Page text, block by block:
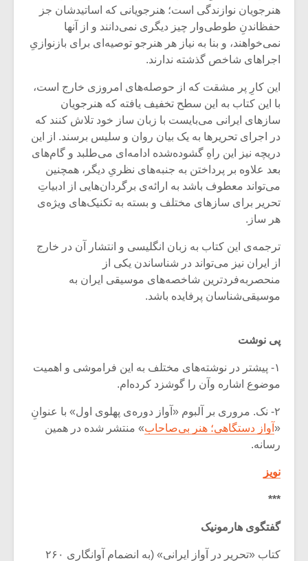
هنرجویان نوازندگی است؛ هنرجویانی که اساتیدشان جز
حفظاندنِ طوطی‌وار چیز دیگری نمی‌دانند و از آنها
نمی‌خواهند، و بنا به نیاز هر هنرجو توصیه‌ای برای بازنوازیِ
اجراهای شاخص گذشته ندارند.
این کارِ پر مشقت که از حوصله‌های امروزی خارج است،
با این کتاب به این سطح تخفیف یافته که هنرجویان
سازهای ایرانی می‌بایست با زبان ساز خود تلاش کنند که
در اجرای تحریرها به یک بیان روان و سلیس برسند. از این
دریچه نیز این راهِ گشوده‌شده ادامه‌ای می‌طلبد و گام‌های
بعد علاوه بر پرداختن به جنبه‌های نظریِ دیگر، همچنین
می‌تواند معطوف باشد به ارائه‌ی برگردان‌هایی از ادبیاتِ
تحریر برای سازهای مختلف و بسته به تکنیک‌های ویژه‌ی
هر ساز.
ترجمه‌ی این کتاب به زبان انگلیسی و انتشار آن در خارج
از ایران نیز می‌تواند در شناساندن یکی از
منحصربه‌فردترین شاخصه‌های موسیقی ایران به
موسیقی‌شناسان پرفایده باشد.
پی نوشت
۱- پیشتر در نوشته‌های مختلف به این فراموشی و اهمیت
موضوع اشاره وآن را گوشزد کرده‌ام.
۲- نک. مروری بر آلبوم «آواز دوره‌ی پهلوی اول» با عنوانِ
« آواز دستگاهی؛ هنر بی‌صاحاب» منتشر شده در همین
رسانه.
نویز
***
گفتگوی هارمونیک
کتاب «تحریر در آواز ایرانی» (به انضمام آوانگاری ۲۶۰
اگر نمی توانی
مشهورترین باشی،
بدنام ترین باش
سکانسی